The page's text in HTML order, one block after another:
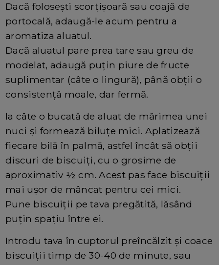
Dacă folosești scorțișoară sau coajă de
portocală, adaugă-le acum pentru a
aromatiza aluatul.
Dacă aluatul pare prea tare sau greu de
modelat, adaugă puțin piure de fructe
suplimentar (câte o lingură), până obții o
consistență moale, dar fermă.
Ia câte o bucată de aluat de mărimea unei
nuci și formează biluțe mici. Aplatizează
fiecare bilă în palmă, astfel încât să obții
discuri de biscuiți, cu o grosime de
aproximativ ½ cm. Acest pas face biscuiții
mai ușor de mâncat pentru cei mici.
Pune biscuiții pe tava pregătită, lăsând
puțin spațiu între ei.
Introdu tava în cuptorul preîncălzit și coace
biscuiții timp de 30-40 de minute, sau